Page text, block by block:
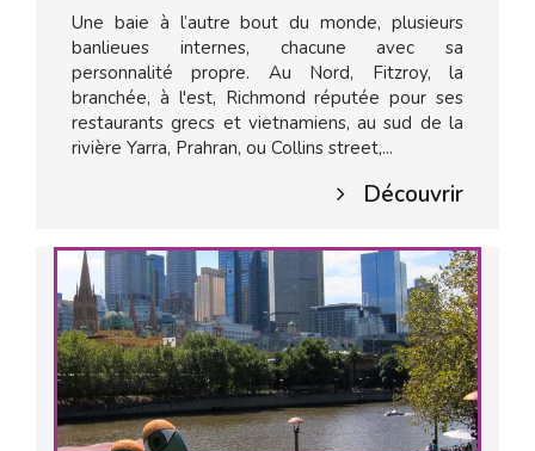
Une baie à l’autre bout du monde, plusieurs
banlieues internes, chacune avec sa
personnalité propre. Au Nord, Fitzroy, la
branchée, à l'est, Richmond réputée pour ses
restaurants grecs et vietnamiens, au sud de la
rivière Yarra, Prahran, ou Collins street,...
Découvrir